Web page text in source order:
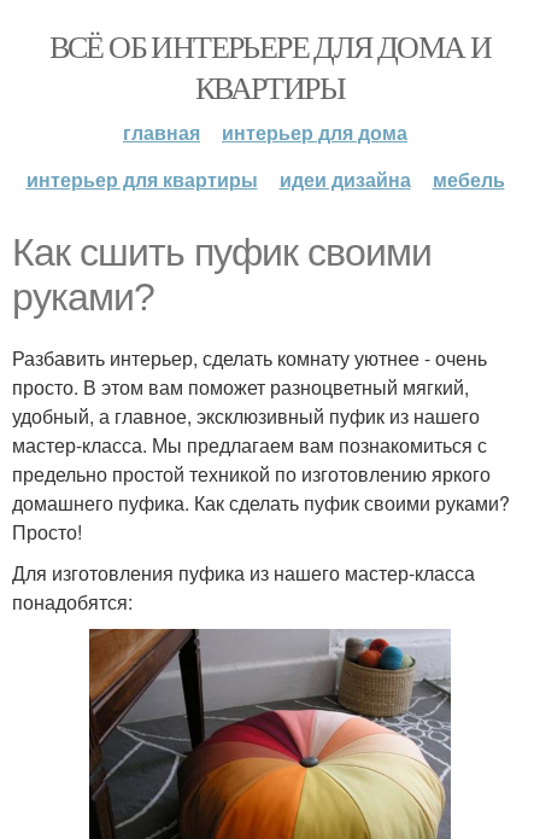
ВСЁ ОБ ИНТЕРЬЕРЕ ДЛЯ ДОМА И
КВАРТИРЫ
главная
интерьер для дома
интерьер для квартиры
идеи дизайна мебель
Как сшить пуфик своими
руками?
Разбавить интерьер, сделать комнату уютнее - очень
просто. В этом вам поможет разноцветный мягкий,
удобный, а главное, эксклюзивный пуфик из нашего
мастер-класса. Мы предлагаем вам познакомиться с
предельно простой техникой по изготовлению яркого
домашнего пуфика. Как сделать пуфик своими руками?
Просто!
Для изготовления пуфика из нашего мастер-класса
понадобятся: